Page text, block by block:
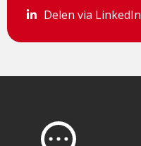
Delen via LinkedIn
Delen via LinkedIn